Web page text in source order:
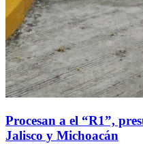
Procesan a el “R1”,
Jalisco y Michoacán